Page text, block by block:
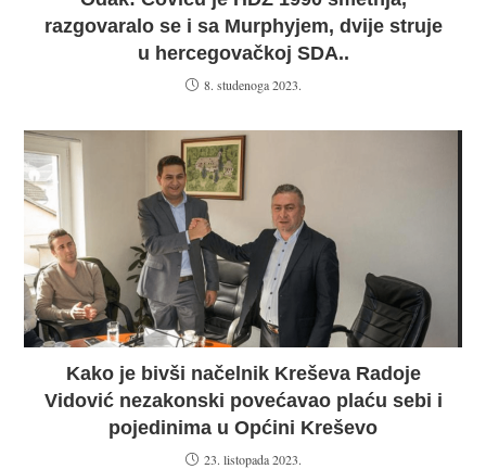
razgovaralo se i sa Murphyjem, dvije struje
u hercegovačkoj SDA..
8. studenoga 2023.
Kako je bivši načelnik Kreševa Radoje
Vidović nezakonski povećavao plaću sebi i
pojedinima u Općini Kreševo
23. listopada 2023.